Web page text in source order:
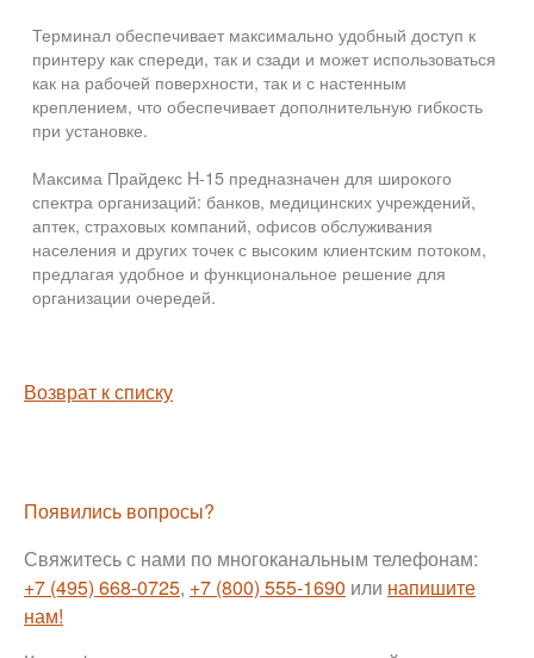
Терминал обеспечивает максимально удобный доступ к
принтеру как спереди, так и сзади и может использоваться
как на рабочей поверхности, так и с настенным
креплением, что обеспечивает дополнительную гибкость
при установке.
Максима Прайдекс H-15 предназначен для широкого
спектра организаций: банков, медицинских учреждений,
аптек, страховых компаний, офисов обслуживания
населения и других точек с высоким клиентским потоком,
предлагая удобное и функциональное решение для
организации очередей.
Возврат к списку
Появились вопросы?
Свяжитесь с нами по многоканальным телефонам:
+7 (495) 668-0725, +7 (800) 555-1690 или напишите
нам!